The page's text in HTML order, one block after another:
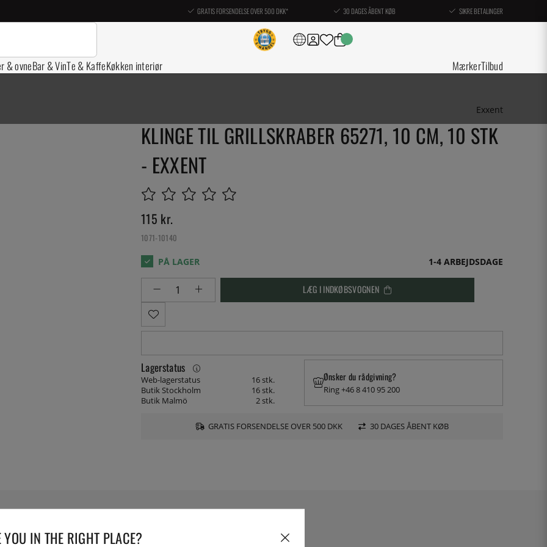
GRATIS FORSENDELSE OVER 500 DKK* 30 DAGES ÅBENT KØB SIKRE BETALINGER
& ovneBar & VinTe & KaffeKøkken interiør MærkerTilbud
Exxent
KLINGE TIL GRILLSKRABER 65271, 10 CM, 10 STK
- EXXENT
115 kr.
1071-10140
1-4 ARBEJDSDAGE
LÆG I INDKØBSVOGNEN
Lagerstatus
Web-lagerstatus
16 stk.
Butik Stockholm
16 stk.
Butik Malmö
2 stk.
Ønsker du rådgivning?
Ring +46 8 410 95 200
GRATIS FORSENDELSE OVER 500 DKK 30 DAGES ÅBENT KØB
YOU IN THE RIGHT PLACE?